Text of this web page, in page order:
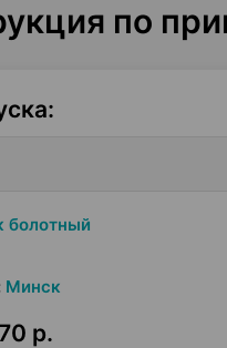
по
:
болотный
Минск
р.